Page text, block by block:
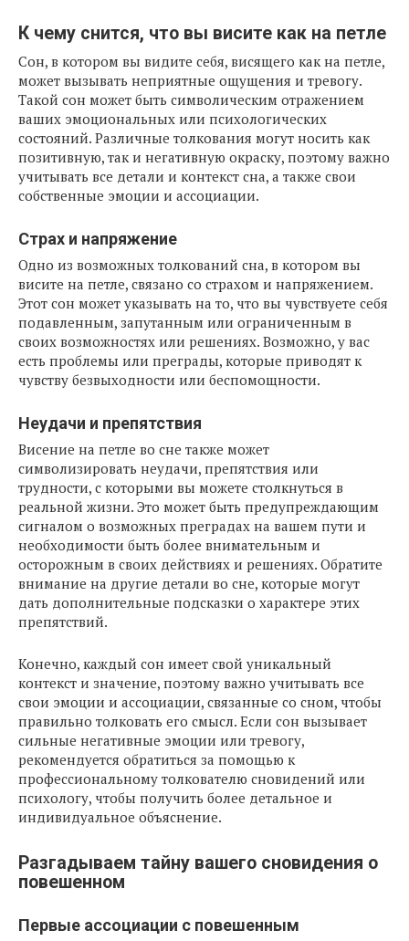
К чему снится, что вы висите как на петле
Сон, в котором вы видите себя, висящего как на петле,
может вызывать неприятные ощущения и тревогу.
Такой сон может быть символическим отражением
ваших эмоциональных или психологических
состояний. Различные толкования могут носить как
позитивную, так и негативную окраску, поэтому важно
учитывать все детали и контекст сна, а также свои
собственные эмоции и ассоциации.
Страх и напряжение
Одно из возможных толкований сна, в котором вы
висите на петле, связано со страхом и напряжением.
Этот сон может указывать на то, что вы чувствуете себя
подавленным, запутанным или ограниченным в
своих возможностях или решениях. Возможно, у вас
есть проблемы или преграды, которые приводят к
чувству безвыходности или беспомощности.
Неудачи и препятствия
Висение на петле во сне также может
символизировать неудачи, препятствия или
трудности, с которыми вы можете столкнуться в
реальной жизни. Это может быть предупреждающим
сигналом о возможных преградах на вашем пути и
необходимости быть более внимательным и
осторожным в своих действиях и решениях. Обратите
внимание на другие детали во сне, которые могут
дать дополнительные подсказки о характере этих
препятствий.
Конечно, каждый сон имеет свой уникальный
контекст и значение, поэтому важно учитывать все
свои эмоции и ассоциации, связанные со сном, чтобы
правильно толковать его смысл. Если сон вызывает
сильные негативные эмоции или тревогу,
рекомендуется обратиться за помощью к
профессиональному толкователю сновидений или
психологу, чтобы получить более детальное и
индивидуальное объяснение.
Разгадываем тайну вашего сновидения о
повешенном
Первые ассоциации с повешенным